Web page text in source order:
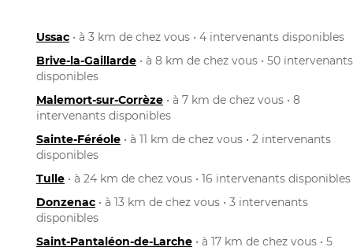
Ussac • à 3 km de chez vous • 4 intervenants disponibles
Brive-la-Gaillarde • à 8 km de chez vous • 50 intervenants
disponibles
Malemort-sur-Corrèze • à 7 km de chez vous • 8
intervenants disponibles
Sainte-Féréole • à 11 km de chez vous • 2 intervenants
disponibles
Tulle • à 24 km de chez vous • 16 intervenants disponibles
Donzenac • à 13 km de chez vous • 3 intervenants
disponibles
Saint-Pantaléon-de-Larche • à 17 km de chez vous • 5